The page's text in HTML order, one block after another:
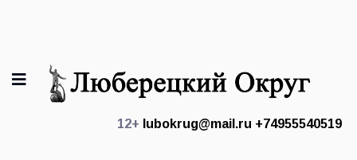
12+ lubokrug@mail.ru +74955540519